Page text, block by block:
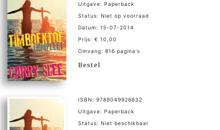
Uitgave: Paperback
Status: Niet op voorraad
Datum: 15-07-2014
Prijs: € 10,00
Omvang: 816 pagina's
Bestel
ISBN: 9789049926632
Uitgave: Paperback
Status: Niet beschikbaar